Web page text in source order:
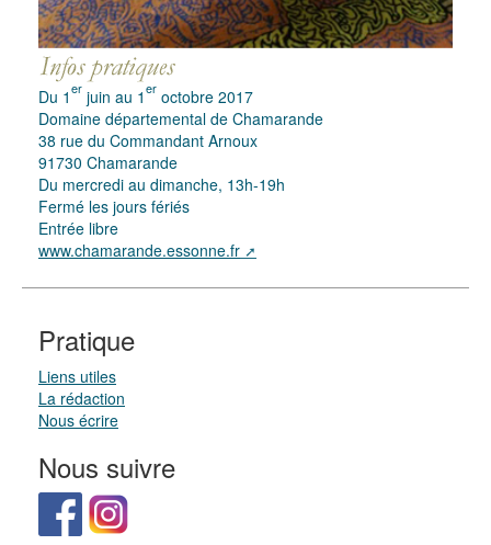
Du 1er juin au 1er octobre 2017
Domaine départemental de Chamarande
38 rue du Commandant Arnoux
91730 Chamarande
Du mercredi au dimanche, 13h-19h
Fermé les jours fériés
Entrée libre
www.chamarande.essonne.fr
Pratique
Liens utiles
La rédaction
Nous écrire
Nous suivre